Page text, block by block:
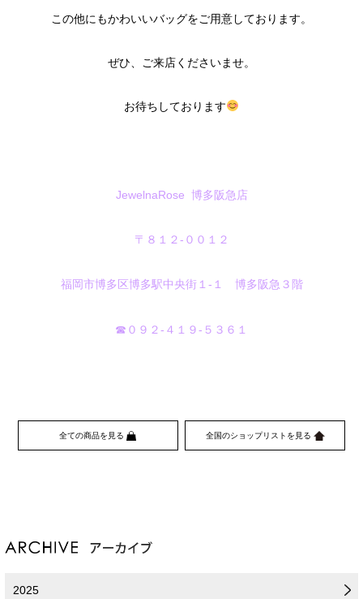
この他にもかわいいバッグをご用意しております。
ぜひ、ご来店くださいませ。
お待ちしております
JewelnaRose 博多阪急店
〒８１２-００１２
福岡市博多区博多駅中央街１‐１ 博多阪急３階
☎０９２‐４１９‐５３６１
全ての商品を見る 全国のショップリストを見る
2025